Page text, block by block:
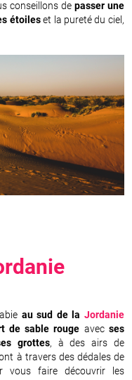
conseillons de passer une
étoileset la pureté du ciel,
au sud de la Jordanie
de sable rouge avec ses
grottes, à des airs de
à travers des dédales de
vous faire découvrir les